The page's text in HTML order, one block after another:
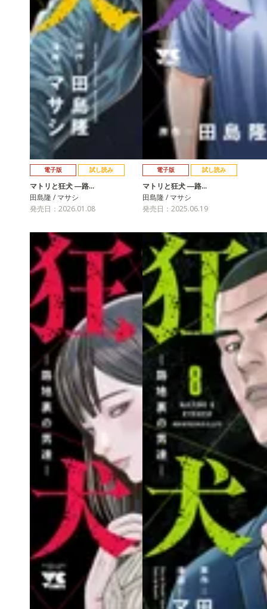
電子版 試し読み
マトリと狂犬 ―路…
田島隆 / マサシ
発売日：2026.01.08
電子版 試し読み
マトリと狂犬 ―路…
田島隆 / マサシ
発売日：2025.06.19